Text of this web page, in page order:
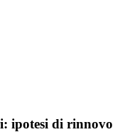
ipotesi di rinnovo